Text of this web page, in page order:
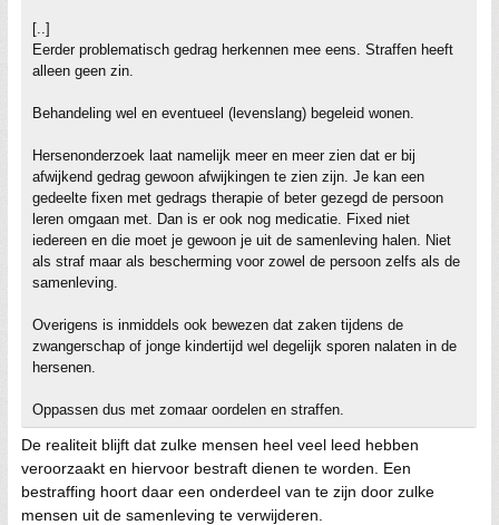
[..]
Eerder problematisch gedrag herkennen mee eens. Straffen heeft
alleen geen zin.
Behandeling wel en eventueel (levenslang) begeleid wonen.
Hersenonderzoek laat namelijk meer en meer zien dat er bij
afwijkend gedrag gewoon afwijkingen te zien zijn. Je kan een
gedeelte fixen met gedrags therapie of beter gezegd de persoon
leren omgaan met. Dan is er ook nog medicatie. Fixed niet
iedereen en die moet je gewoon je uit de samenleving halen. Niet
als straf maar als bescherming voor zowel de persoon zelfs als de
samenleving.
Overigens is inmiddels ook bewezen dat zaken tijdens de
zwangerschap of jonge kindertijd wel degelijk sporen nalaten in de
hersenen.
Oppassen dus met zomaar oordelen en straffen.
De realiteit blijft dat zulke mensen heel veel leed hebben
veroorzaakt en hiervoor bestraft dienen te worden. Een
bestraffing hoort daar een onderdeel van te zijn door zulke
mensen uit de samenleving te verwijderen.